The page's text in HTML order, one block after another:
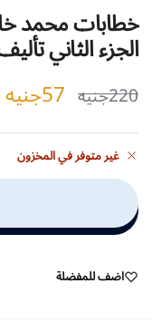
خطابات محمد
الجزء الثاني
220جنيه 57جنيه
غير متوفر في المخزون
اضف للمفضلة